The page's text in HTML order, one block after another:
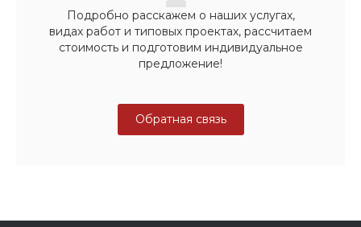
Подробно расскажем о наших услугах,
видах работ и типовых проектах, рассчитаем
стоимость и подготовим индивидуальное
предложение!
Обратная связь